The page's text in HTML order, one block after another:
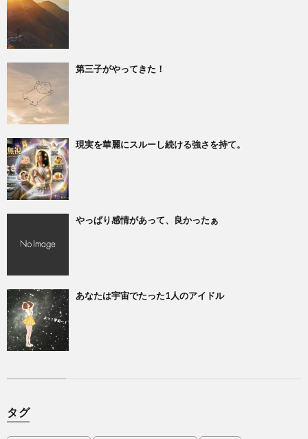
第三子がやってきた！
現実を華麗にスルーし続ける強さを持て。
やっぱり感情があって、良かったぁ
あなたは宇宙でたった1人のアイドル
タグ